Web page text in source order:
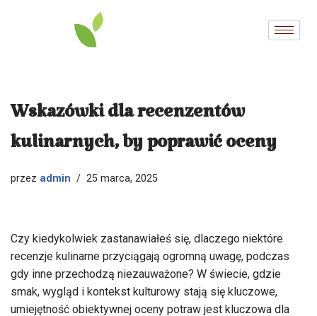
Wskazówki dla recenzentów
kulinarnych, by poprawić oceny
przez admin 25 marca, 2025
Czy kiedykolwiek zastanawiałeś się, dlaczego niektóre
recenzje kulinarne przyciągają ogromną uwagę, podczas
gdy inne przechodzą niezauważone? W świecie, gdzie
smak, wygląd i kontekst kulturowy stają się kluczowe,
umiejętność obiektywnej oceny potraw jest kluczowa dla